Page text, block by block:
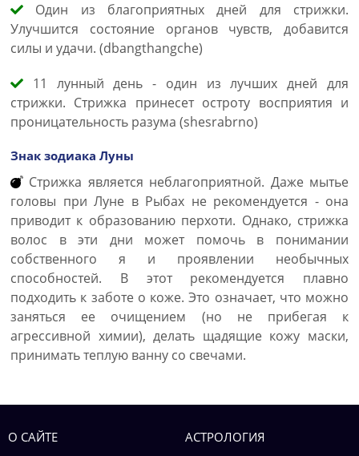
Один из благоприятных дней для стрижки.
Улучшится состояние органов чувств, добавится
силы и удачи. (dbangthangche)
11 лунный день - один из лучших дней для
стрижки. Стрижка принесет остроту восприятия и
проницательность разума (shesrabrno)
Знак зодиака Луны
Стрижка является неблагоприятной. Даже мытье
головы при Луне в Рыбах не рекомендуется - она
приводит к образованию перхоти. Однако, стрижка
волос в эти дни может помочь в понимании
собственного я и проявлении необычных
способностей. В этот рекомендуется плавно
подходить к заботе о коже. Это означает, что можно
заняться ее очищением (но не прибегая к
агрессивной химии), делать щадящие кожу маски,
принимать теплую ванну со свечами.
О САЙТЕ АСТРОЛОГИЯ